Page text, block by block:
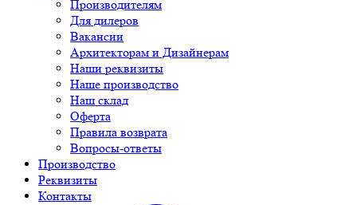
Производителям
Для дилеров
Вакансии
Архитекторам и Дизайнерам
Наши реквизиты
Наше производство
Наш склад
Оферта
Правила возврата
Вопросы-ответы
Производство
Реквизиты
Контакты